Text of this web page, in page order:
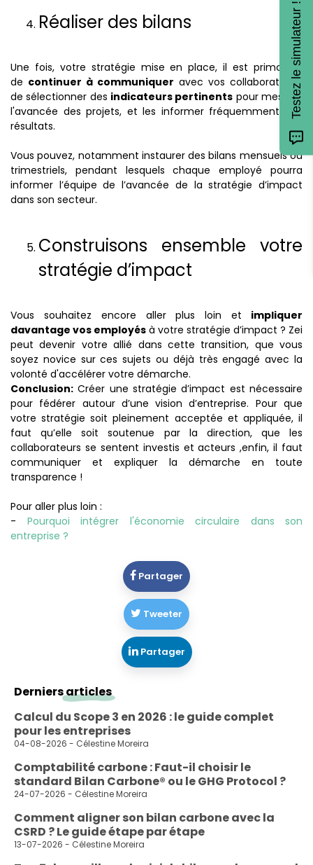
Réaliser des bilans
Une fois, votre stratégie mise en place, il est primordial
de continuer à communiquer avec vos collaborateurs,
de sélectionner des indicateurs pertinents pour mesurer
l'avancée des projets, et les informer fréquemment des
résultats.
Vous pouvez, notamment instaurer des bilans mensuels ou
trimestriels, pendant lesquels chaque employé pourra
informer l’équipe de l’avancée de la stratégie d’impact
dans son secteur.
Construisons ensemble votre
stratégie d’impact
Vous souhaitez encore aller plus loin et impliquer
davantage vos employés à votre stratégie d’impact ? Zei
peut devenir votre allié dans cette transition, que vous
soyez novice sur ces sujets ou déjà très engagé avec la
volonté d'accélérer votre démarche.
Conclusion: Créer une stratégie d’impact est nécessaire
pour fédérer autour d’une vision d’entreprise. Pour que
votre stratégie soit pleinement acceptée et appliquée, il
faut qu’elle soit soutenue par la direction, que les
collaborateurs se sentent investis et acteurs ,enfin, il faut
communiquer et expliquer la démarche en toute
transparence !
Pour aller plus loin :
- Pourquoi intégrer l'économie circulaire dans son
entreprise ?
Partager
Tweeter
Partager
Derniersarticles
Calcul du Scope 3 en 2026 : le guide complet
pour les entreprises
04-08-2026 - Célestine Moreira
Comptabilité carbone : Faut-il choisir le
standard Bilan Carbone® ou le GHG Protocol ?
24-07-2026 - Célestine Moreira
Comment aligner son bilan carbone avec la
CSRD ? Le guide étape par étape
13-07-2026 - Célestine Moreira
Testez le simulateur !